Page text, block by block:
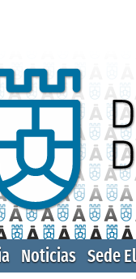
Noticias Sede